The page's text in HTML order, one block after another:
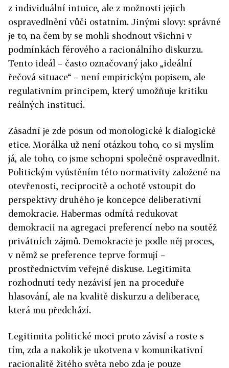
z individuální intuice, ale z možnosti jejich
ospravedlnění vůči ostatním. Jinými slovy: správné
je to, na čem by se mohli shodnout všichni v
podmínkách férového a racionálního diskurzu.
Tento ideál – často označovaný jako „ideální
řečová situace“ – není empirickým popisem, ale
regulativním principem, který umožňuje kritiku
reálných institucí.
Zásadní je zde posun od monologické k dialogické
etice. Morálka už není otázkou toho, co si myslím
já, ale toho, co jsme schopni společně ospravedlnit.
Politickým vyústěním této normativity založené na
otevřenosti, reciprocitě a ochotě vstoupit do
perspektivy druhého je koncepce deliberativní
demokracie. Habermas odmítá redukovat
demokracii na agregaci preferencí nebo na soutěž
privátních zájmů. Demokracie je podle něj proces,
v němž se preference teprve formují –
prostřednictvím veřejné diskuse. Legitimita
rozhodnutí tedy nezávisí jen na proceduře
hlasování, ale na kvalitě diskurzu a deliberace,
která mu předchází.
Legitimita politické moci proto závisí a roste s
tím, zda a nakolik je ukotvena v komunikativní
racionalitě žitého světa nebo zda je pouze